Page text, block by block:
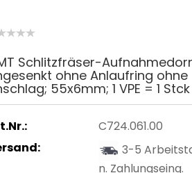
Schlitzfräser-
ohne Anlaufring ohne
55x6mm; 1 VPE = 1 Stck
C724.061.00
3-5
n. Zahlungseing.